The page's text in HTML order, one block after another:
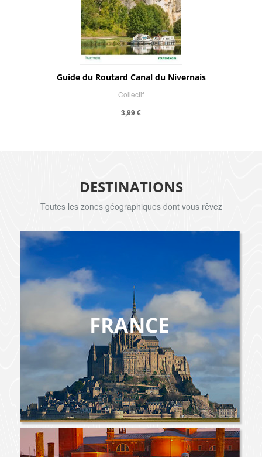
Guide du Routard Canal du Nivernais
Collectif
3,99 €
DESTINATIONS
Toutes les zones géographiques dont vous rêvez